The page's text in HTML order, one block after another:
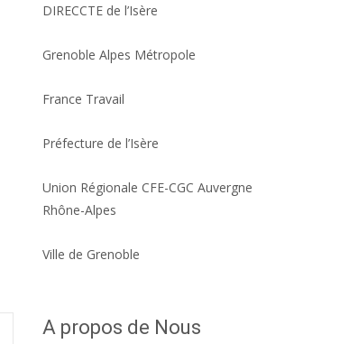
DIRECCTE de l’Isère
Grenoble Alpes Métropole
France Travail
Préfecture de l’Isère
Union Régionale CFE-CGC Auvergne
Rhône-Alpes
Ville de Grenoble
A propos de Nous